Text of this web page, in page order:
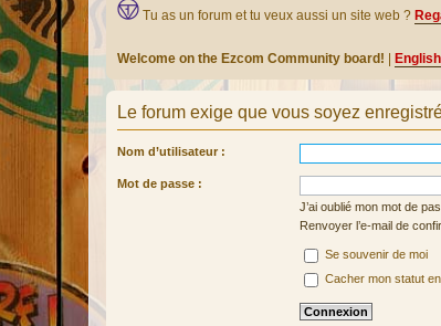
Tu as un forum et tu veux aussi un site web ?
Welcome on the Ezcom Community board!
Le forum exige que vous soyez
Nom d’utilisateur :
Mot de passe :
J’ai oublié mon mot de
Renvoyer l’e-mail de
Se souvenir de moi
Cacher mon statut